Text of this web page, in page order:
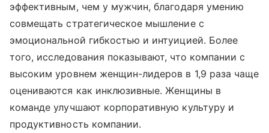
эффективным, чем у мужчин, благодаря умению
совмещать стратегическое мышление с
эмоциональной гибкостью и интуицией. Более
того, исследования показывают, что компании с
высоким уровнем женщин-лидеров в 1,9 раза чаще
оцениваются как инклюзивные. Женщины в
команде улучшают корпоративную культуру и
продуктивность компании.